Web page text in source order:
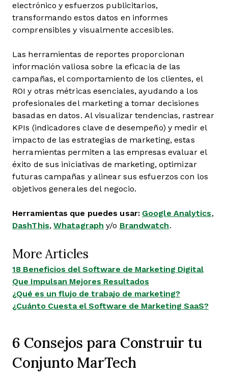
electrónico y esfuerzos publicitarios,
transformando estos datos en informes
comprensibles y visualmente accesibles.
Las herramientas de reportes proporcionan
información valiosa sobre la eficacia de las
campañas, el comportamiento de los clientes, el
ROI y otras métricas esenciales, ayudando a los
profesionales del marketing a tomar decisiones
basadas en datos. Al visualizar tendencias, rastrear
KPIs (indicadores clave de desempeño) y medir el
impacto de las estrategias de marketing, estas
herramientas permiten a las empresas evaluar el
éxito de sus iniciativas de marketing, optimizar
futuras campañas y alinear sus esfuerzos con los
objetivos generales del negocio.
Herramientas que puedes usar: Google Analytics,
DashThis,Whatagraph y/o Brandwatch.
More Articles
18 Beneficios del Software de Marketing Digital
Que Impulsan Mejores Resultados
¿Qué es un flujo de trabajo de marketing?
¿Cuánto Cuesta el Software de Marketing SaaS?
6 Consejos para Construir tu
Conjunto MarTech